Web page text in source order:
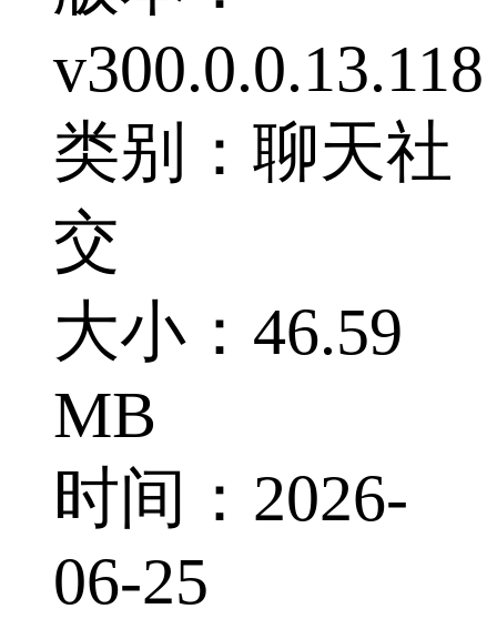
v300.0.0.13.118
类别：聊天社
交
大小：46.59
MB
时间：2026-
06-25